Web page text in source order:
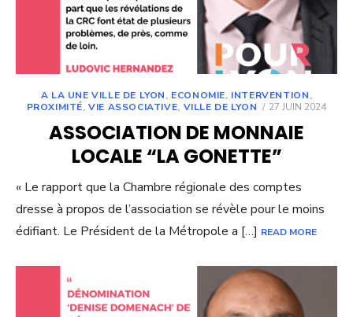
A LA UNE VILLE DE LYON, ECONOMIE, INTERVENTION,
PROXIMITÉ,VIE ASSOCIATIVE, VILLE DE LYON
POSTED
27 JUIN 2024
ASSOCIATION DE MONNAIE
LOCALE “LA GONETTE”
« Le rapport que la Chambre régionale des comptes
dresse à propos de l’association se révèle pour le moins
édifiant. Le Président de la Métropole a […] READ MORE